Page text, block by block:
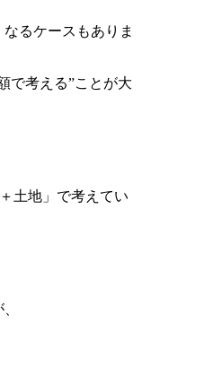
るケースもありま
で考える”ことが大
土地」で考えてい